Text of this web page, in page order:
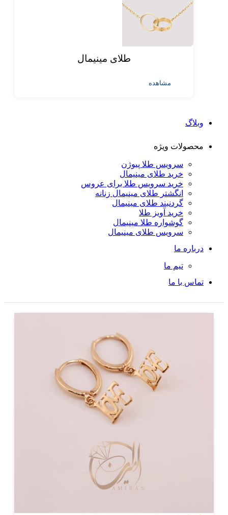
طلای مینیمال
مشاهده
وبلاگ
محصولات ویژه
سرویس طلا پیوژن
خرید طلای مینیمال
خرید سرویس طلا برای عروس
انگشتر طلای مینیمال زنانه
گردنبند طلای مینیمال
خرید آویز طلا
گوشواره طلا مینیمال
سرویس طلای مینیمال
درباره ما
تیم ما
تماس با ما